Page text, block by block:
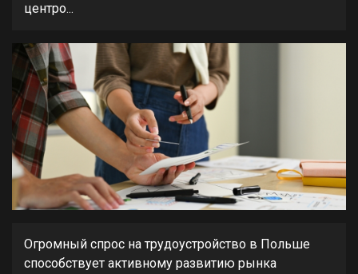
центро...
Огромный спрос на трудоустройство в Польше
способствует активному развитию рынка